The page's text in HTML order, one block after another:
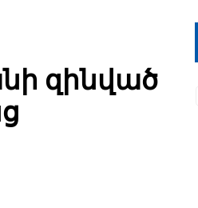
զինված